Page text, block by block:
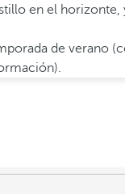
en el
de verano